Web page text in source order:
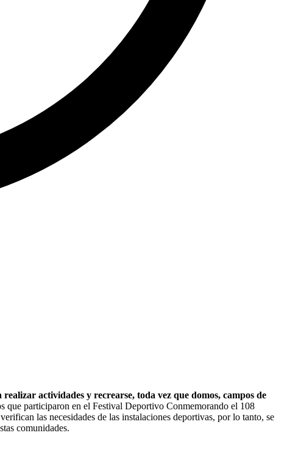
actividades y recrearse, toda vez que domos, campos de
que participaron en el Festival Deportivo Conmemorando el 108
las necesidades de las instalaciones deportivas, por lo tanto, se
comunidades.